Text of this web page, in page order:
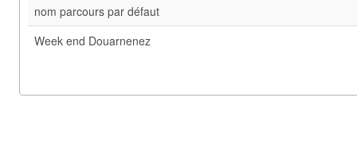
nom parcours par défaut
Week end Douarnenez